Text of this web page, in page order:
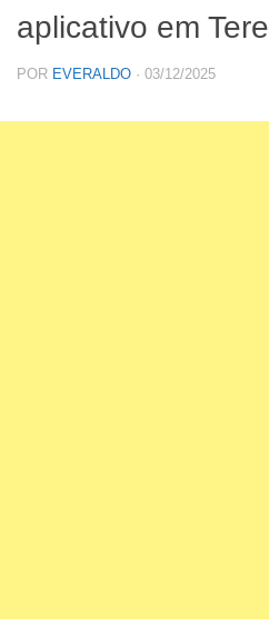
aplicativo em
POR EVERALDO · 03/12/2025